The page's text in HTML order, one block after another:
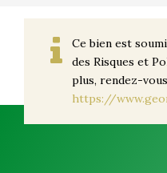
Ce bien est
des Risques et
plus, rendez-
https://